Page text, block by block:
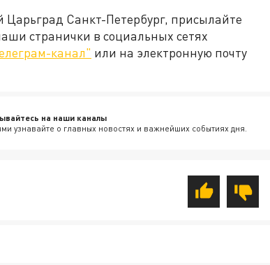
Царьград Санкт-Петербург, присылайте
странички в социальных сетях
канал" или на электронную почту
на наши каналы
узнавайте о главных новостях и важнейших событиях дня.